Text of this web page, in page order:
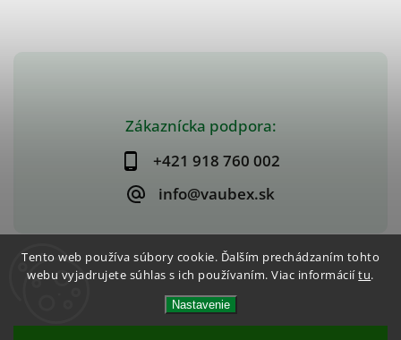
Tento web používa súbory cookie. Ďalším prechádzaním tohto
webu vyjadrujete súhlas s ich používaním. Viac informáciítu.
Nastavenie
Zákaznícka podpora:
+421 918 760 002
info@vaubex.sk
Copyright 2026Vido Potraviny. Všetky práva vyhradené.
Shoptet| V spolupráci s